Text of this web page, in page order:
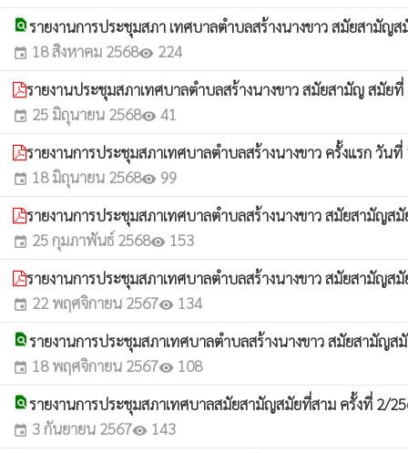
find_in_pageรายงานการประชุมสภา เทศบาลตำบลสร้างนางขาว สมัยสามัญ
event 18 สิงหาคม 2568visibility 224
รายงานประชุมสภาเทศบาลตำบลสร้างนางขาว สมัยสามัญ สมัย
event 25 มิถุนายน 2568visibility 41
รายงานการประชุมสภาเทศบาลตำบลสร้างนางขาว ครั้งแรก วัน
event 18 มิถุนายน 2568visibility 99
รายงานการประชุมสภาเทศบาลตำบลสร้างนางขาว สมัยสามัญ
event 25 กุมภาพันธ์ 2568visibility 153
รายงานการประชุมสภาเทศบาลตำบลสร้างนางขาว สมัยสามัญ
event 22 พฤศจิกายน 2567visibility 134
find_in_pageรายงานการประชุมสภาเทศบาลตำบลสร้างนางขาว สมัยสามั
event 18 พฤศจิกายน 2567visibility 108
find_in_pageรายงานการประชุมสภาเทศบาลสมัยสามัญสมัยที่สาม ครั้งที่ 2/
event 3 กันยายน 2567visibility 143